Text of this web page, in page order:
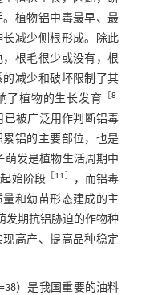
植物铝中毒最早、最
减少侧根形成。除此
根毛很少或没有，根
减少和破坏限制了其
了植物的生长发育
［8-
被广泛用作判断铝毒
铝的主要部位，也是
萌发是植物生活周期中
始阶段
11
，而铝毒
和幼苗形态建成的主
发期抗铝胁迫的作物种
高产、提高品种稳定
）是我国重要的油料